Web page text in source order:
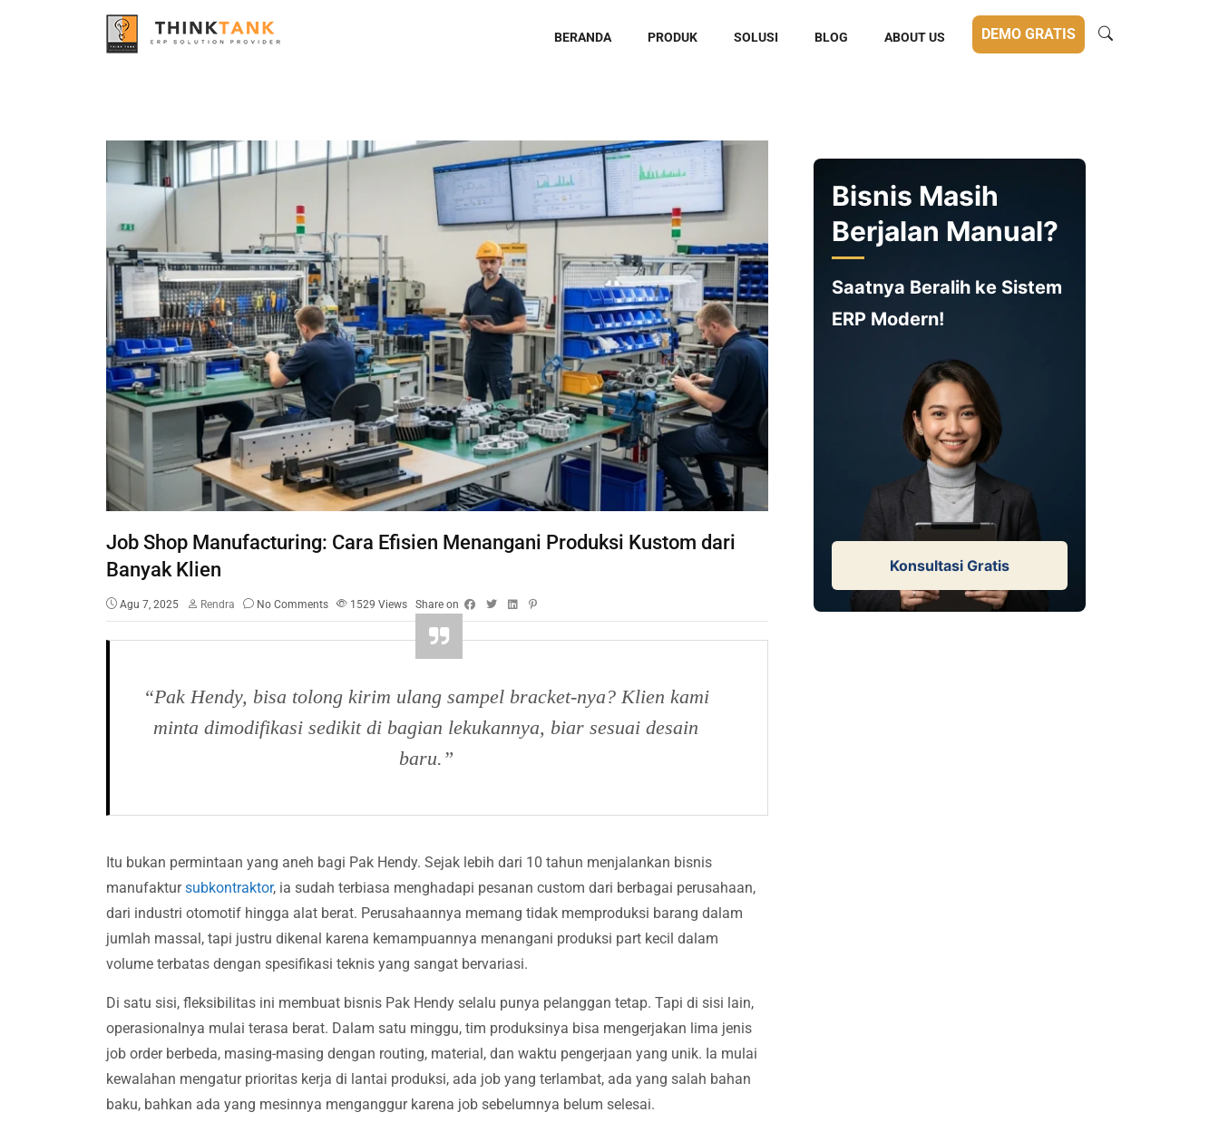
BERANDA PRODUK SOLUSI BLOG ABOUT US DEMO GRATIS
Job Shop Manufacturing: Cara Efisien Menangani Produksi Kustom dari
Banyak Klien
Agu 7, 2025 Rendra No Comments 1529 Views Share on
“Pak Hendy, bisa tolong kirim ulang sampel bracket-nya? Klien kami
minta dimodifikasi sedikit di bagian lekukannya, biar sesuai desain
baru.”
Itu bukan permintaan yang aneh bagi Pak Hendy. Sejak lebih dari 10 tahun menjalankan bisnis
manufaktursubkontraktor, ia sudah terbiasa menghadapi pesanan custom dari berbagai perusahaan,
dari industri otomotif hingga alat berat. Perusahaannya memang tidak memproduksi barang dalam
jumlah massal, tapi justru dikenal karena kemampuannya menangani produksi part kecil dalam
volume terbatas dengan spesifikasi teknis yang sangat bervariasi.
Di satu sisi, fleksibilitas ini membuat bisnis Pak Hendy selalu punya pelanggan tetap. Tapi di sisi lain,
operasionalnya mulai terasa berat. Dalam satu minggu, tim produksinya bisa mengerjakan lima jenis
job order berbeda, masing-masing dengan routing, material, dan waktu pengerjaan yang unik. Ia mulai
kewalahan mengatur prioritas kerja di lantai produksi, ada job yang terlambat, ada yang salah bahan
baku, bahkan ada yang mesinnya menganggur karena job sebelumnya belum selesai.
Bisnis Masih
Berjalan Manual?
Saatnya Beralih ke Sistem
ERP Modern!
Konsultasi Gratis